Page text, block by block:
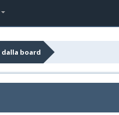
dalla board